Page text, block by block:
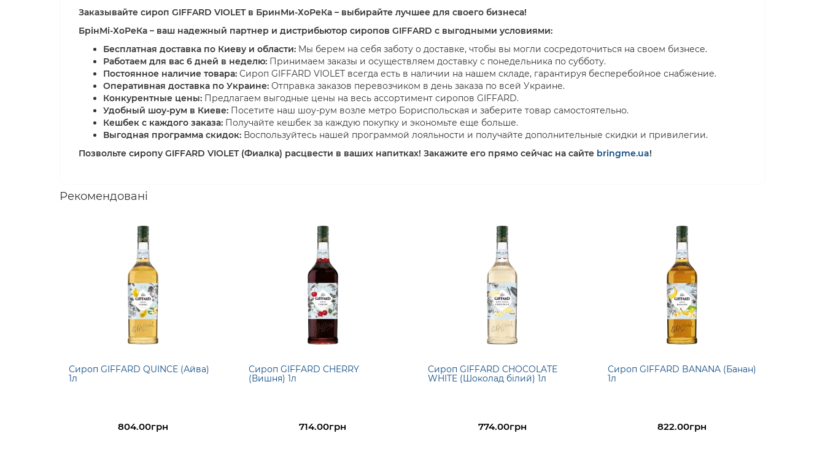
Заказывайте сироп GIFFARD VIOLET в БринМи-ХоРеКа – выбирайте лучшее для своего бизнеса!
БрінМі-ХоРеКа – ваш надежный партнер и дистрибьютор сиропов GIFFARD с выгодными условиями:
Бесплатная доставка по Киеву и области: Мы берем на себя заботу о доставке, чтобы вы могли сосредоточиться на своем бизнесе.
Работаем для вас 6 дней в неделю: Принимаем заказы и осуществляем доставку с понедельника по субботу.
Постоянное наличие товара: Сироп GIFFARD VIOLET всегда есть в наличии на нашем складе, гарантируя бесперебойное снабжение.
Оперативная доставка по Украине: Отправка заказов перевозчиком в день заказа по всей Украине.
Конкурентные цены: Предлагаем выгодные цены на весь ассортимент сиропов GIFFARD.
Удобный шоу-рум в Киеве: Посетите наш шоу-рум возле метро Бориспольская и заберите товар самостоятельно.
Кешбек с каждого заказа: Получайте кешбек за каждую покупку и экономьте еще больше.
Выгодная программа скидок: Воспользуйтесь нашей программой лояльности и получайте дополнительные скидки и привилегии.
Позвольте сиропу GIFFARD VIOLET (Фиалка) расцвести в ваших напитках! Закажите его прямо сейчас на сайте bringme.ua!
Рекомендовані
Сироп GIFFARD QUINCE (Айва)
1л
804.00грн
Сироп GIFFARD CHERRY
(Вишня) 1л
714.00грн
Сироп GIFFARD CHOCOLATE
WHITE (Шоколад білий) 1л
774.00грн
Сироп GIFFARD BANANA (Банан)
1л
822.00грн